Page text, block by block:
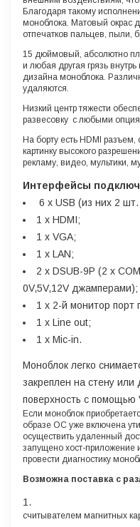
Благодаря такому
моноблока. Матовый окрас
отпечатков пальцев, пыли,
15 дюймовый, абсолютно
и любая другая грязь
дизайна моноблока.
удаляются.
Низкий центр тяжести
развесовку с любыми
На борту есть HDMI
картинку высокого
рекламу, видео, мультики,
Интерфейсы
6 x USB (из них 2 шт.
1 x HDMI;
1 x VGA;
1 x LAN;
2 x DSUB-9P (2 x
0V,5V,12V джамперами);
1 x 2-й монитор порт
1 x Line out;
1 x Mic-in.
Моноблок легко
закреплен на стену или
поверхность с помощью
Если моноблок
образе ОС уже включена
осуществить удаленный
запущено хост-приложение
провести диагностику
Возможна поставка с
считывателем магнитных